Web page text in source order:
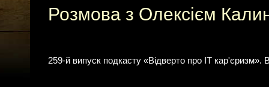
Розмова з Олексієм
259-й випуск подкасту «Відверто про IT кар'єризм».